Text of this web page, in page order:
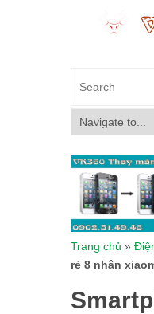
Trang chủ »
rẻ 8 nhân